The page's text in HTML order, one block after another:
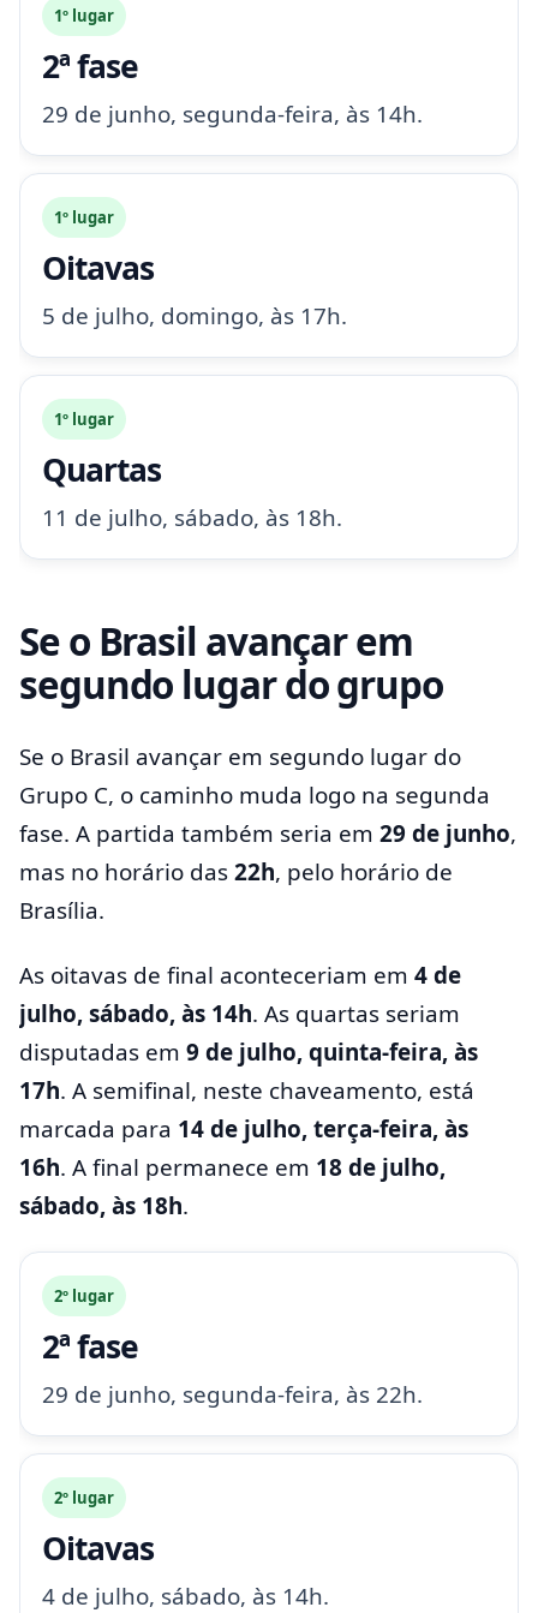
1º lugar
2ª fase
29 de junho, segunda-feira, às 14h.
1º lugar
Oitavas
5 de julho, domingo, às 17h.
1º lugar
Quartas
11 de julho, sábado, às 18h.
Se o Brasil avançar em
segundo lugar do grupo
Se o Brasil avançar em segundo lugar do
Grupo C, o caminho muda logo na segunda
fase. A partida também seria em 29 de junho,
mas no horário das22h, pelo horário de
Brasília.
As oitavas de final aconteceriam em 4 de
julho, sábado, às 14h. As quartas seriam
disputadas em 9 de julho, quinta-feira, às
17h. A semifinal, neste chaveamento, está
marcada para 14 de julho, terça-feira, às
16h. A final permanece em 18 de julho,
sábado, às 18h.
2º lugar
2ª fase
29 de junho, segunda-feira, às 22h.
2º lugar
Oitavas
4 de julho, sábado, às 14h.